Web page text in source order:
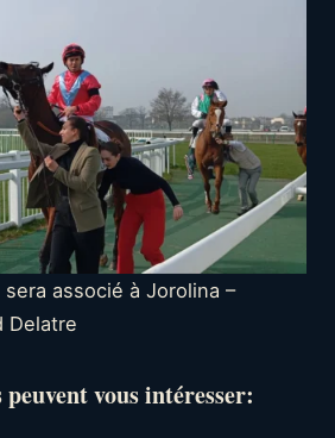
associé à Jorolina –
Delatre
vous intéresser: